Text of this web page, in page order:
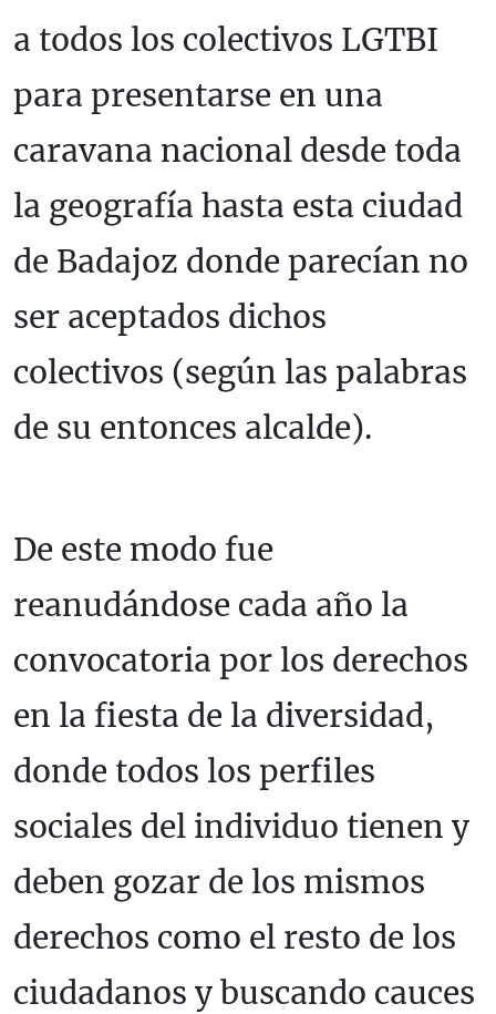
a todos los colectivos LGTBI
para presentarse en una
caravana nacional desde toda
la geografía hasta esta ciudad
de Badajoz donde parecían no
ser aceptados dichos
colectivos (según las palabras
de su entonces alcalde).
De este modo fue
reanudándose cada año la
convocatoria por los derechos
en la fiesta de la diversidad,
donde todos los perfiles
sociales del individuo tienen y
deben gozar de los mismos
derechos como el resto de los
ciudadanos y buscando cauces